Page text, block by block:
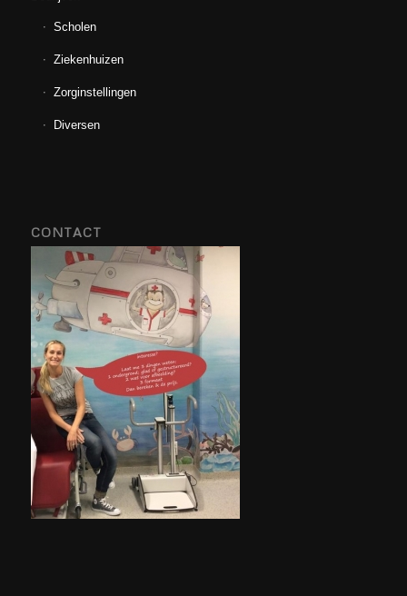
Scholen
Ziekenhuizen
Zorginstellingen
Diversen
CONTACT